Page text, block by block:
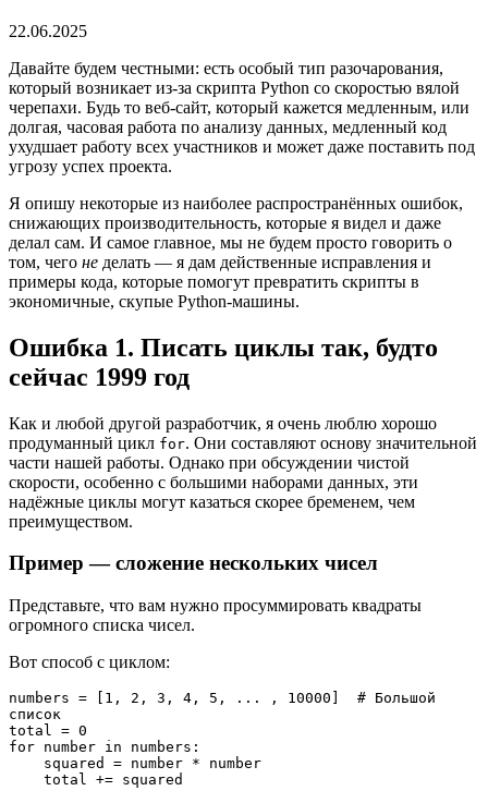
22.06.2025
Давайте будем честными: есть особый тип разочарования,
который возникает из-за скрипта Python со скоростью вялой
черепахи. Будь то веб-сайт, который кажется медленным, или
долгая, часовая работа по анализу данных, медленный код
ухудшает работу всех участников и может даже поставить под
угрозу успех проекта.
Я опишу некоторые из наиболее распространённых ошибок,
снижающих производительность, которые я видел и даже
делал сам. И самое главное, мы не будем просто говорить о
том, чего не делать — я дам действенные исправления и
примеры кода, которые помогут превратить скрипты в
экономичные, скупые Python-машины.
Ошибка 1. Писать циклы так, будто
сейчас 1999 год
Как и любой другой разработчик, я очень люблю хорошо
продуманный цикл for. Они составляют основу значительной
части нашей работы. Однако при обсуждении чистой
скорости, особенно с большими наборами данных, эти
надёжные циклы могут казаться скорее бременем, чем
преимуществом.
Пример — сложение нескольких чисел
Представьте, что вам нужно просуммировать квадраты
огромного списка чисел.
Вот способ с циклом:
numbers = [1, 2, 3, 4, 5, ... , 10000]  # Большой
список
total = 0
for number in numbers:
    total += squared